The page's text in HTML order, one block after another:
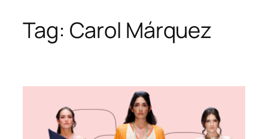
SkipTag: Carol Márquez